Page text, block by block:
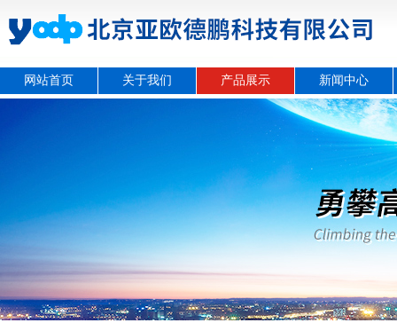
网站首页 关于我们 产品展示 新闻中心